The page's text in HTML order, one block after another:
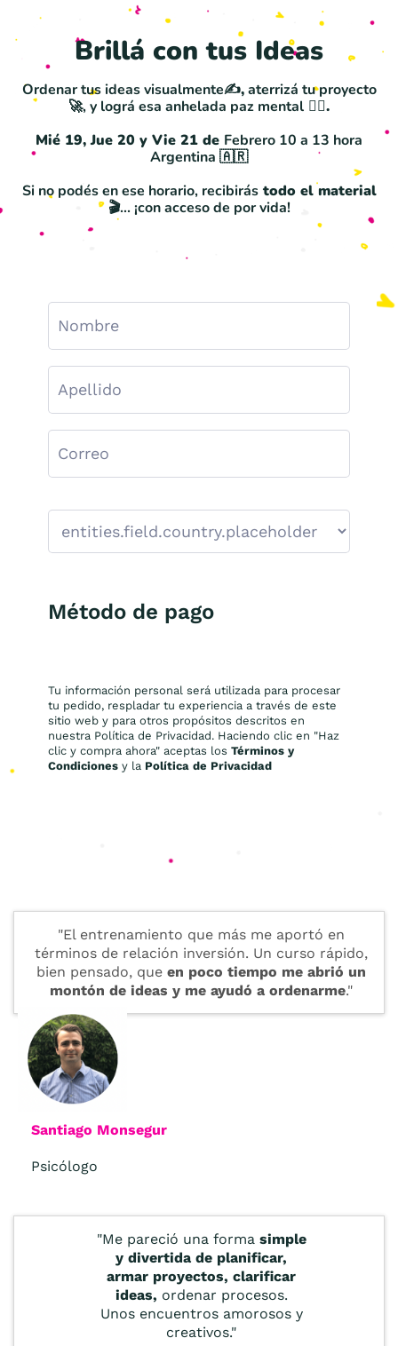
Brillá con tus Ideas
Ordenar tus ideas visualmente✍️,aterrizá tu proyecto
🚀, y lográ esa anhelada paz mental 🧘‍♀️.
Mié 19, Jue 20 y Vie 21 de Febrero 10 a 13 hora
Argentina 🇦🇷
Si no podés en ese horario, recibirástodo el material
🎬... ¡con acceso de por vida!
Método de pago
Tu información personal será utilizada para procesar
tu pedido, respladar tu experiencia a través de este
sitio web y para otros propósitos descritos en
nuestra Política de Privacidad. Haciendo clic en "Haz
clic y compra ahora" aceptas los Términos y
Condiciones y la Política de Privacidad
"El entrenamiento que más me aportó en
términos de relación inversión. Un curso rápido,
bien pensado, que en poco tiempo me abrió un
montón de ideas y me ayudó a ordenarme."
Santiago Monsegur
Psicólogo
"Me pareció una forma simple
y divertida de planificar,
armar proyectos, clarificar
ideas, ordenar procesos.
Unos encuentros amorosos y
creativos."